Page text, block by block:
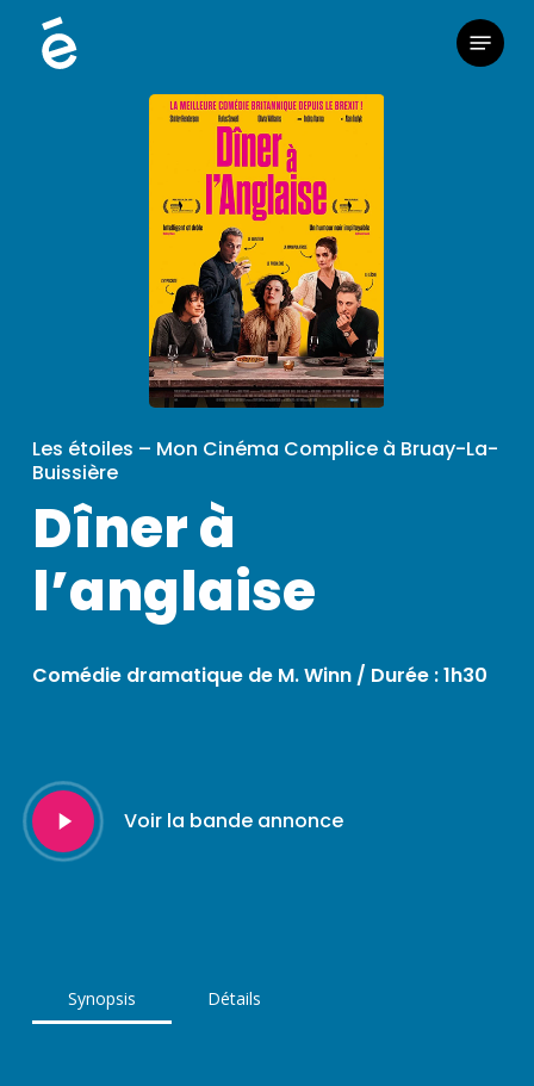
Menu
Les étoiles – Mon Cinéma Complice à Bruay-La-
Buissière
Dîner à
l’anglaise
Comédie dramatique de M. Winn / Durée : 1h30
Play
Video
Voir la bande annonce
Synopsis Détails